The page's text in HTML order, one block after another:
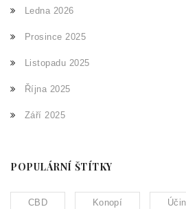
Ledna 2026
Prosince 2025
Listopadu 2025
Října 2025
Září 2025
POPULÁRNÍ ŠTÍTKY
CBD Konopí